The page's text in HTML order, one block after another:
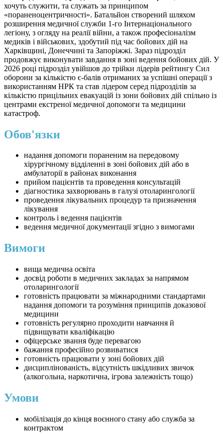
хочуть служити, та служать за принципом
«пораненоцентричності». Батальйон створений шляхом
розширення медичної служби 1-го Інтернаціонального
легіону, з огляду на реалії війни, а також професіоналізм
медиків і військових, здобутий під час бойових дій на
Харківщині, Донеччині та Запоріжжі. Зараз підрозділ
продовжує виконувати завдання в зоні ведення бойових дій. У
2026 році підрозділ увійшов до трійки лідерів рейтингу Сил
оборони за кількістю є-балів отриманих за успішні операції з
використанням НРК та став лідером серед підрозділів за
кількістю прицільних евакуацій із зони бойових дій спільно із
центрами екстреної медичної допомоги та медицини
катастроф.
Обов'язки
надання допомоги пораненим на передовому
хірургічному відділенні в зоні бойових дій або в
амбулаторії в районах виконання
прийом пацієнтів та проведення консультацій
діагностика захворювань в галузі отоларингології
проведення лікувальних процедур та призначення
лікування
контроль і ведення пацієнтів
ведення медичної документації згідно з вимогами
Вимоги
вища медична освіта
досвід роботи в медичних закладах за напрямом
отоларингології
готовність працювати за міжнародними стандартами
надання допомоги та розуміння принципів доказової
медицини
готовність регулярно проходити навчання й
підвищувати кваліфікацію
офіцерське звання буде перевагою
бажання професійно розвиватися
готовність працювати у зоні бойових дій
дисциплінованість, відсутність шкідливих звичок
(алкогольна, наркотична, ігрова залежність тощо)
Умови
мобілізація до кінця воєнного стану або служба за
контрактом